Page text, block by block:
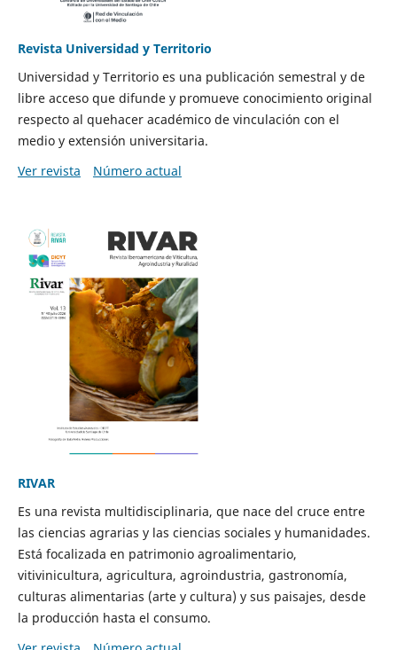
Revista Universidad y Territorio
Universidad y Territorio es una publicación semestral y de
libre acceso que difunde y promueve conocimiento original
respecto al quehacer académico de vinculación con el
medio y extensión universitaria.
Ver revista
Número actual
RIVAR
Es una revista multidisciplinaria, que nace del cruce entre
las ciencias agrarias y las ciencias sociales y humanidades.
Está focalizada en patrimonio agroalimentario,
vitivinicultura, agricultura, agroindustria, gastronomía,
culturas alimentarias (arte y cultura) y sus paisajes, desde
la producción hasta el consumo.